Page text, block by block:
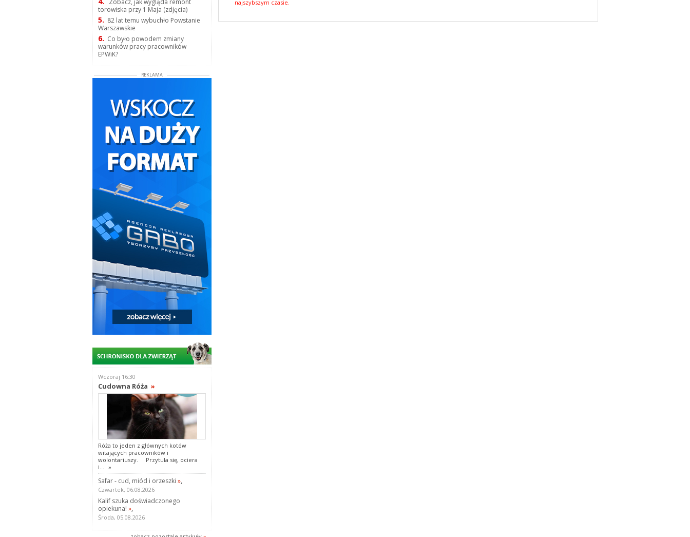
Zobacz, jak wygląda remont
torowiska przy 1 Maja (zdjęcia)
5. 82 lat temu wybuchło Powstanie
Warszawskie
6. Co było powodem zmiany
warunków pracy pracowników
EPWiK?
REKLAMA
Wczoraj 16:30
Cudowna Róża »
Róża to jeden z głównych kotów
witających pracowników i
wolontariuszy. Przytula się, ociera
i... »
Safar - cud, miód i orzeszki »,
Czwartek, 06.08.2026
Kalif szuka doświadczonego
opiekuna! »,
Środa, 05.08.2026
najszybszym czasie.